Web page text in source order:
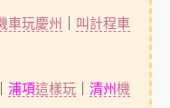
車玩慶州 叫計程車
浦項這樣玩｜ 清州機